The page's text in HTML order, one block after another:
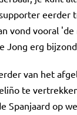
eerder
vond vooral 'de
Jong erg
van het
te
Spanjaard op